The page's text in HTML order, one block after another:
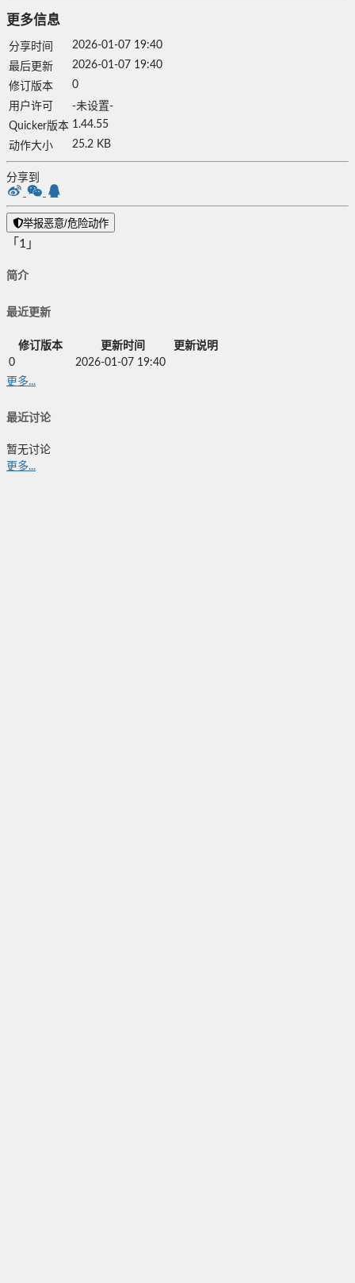
更多信息
分享时间
2026-01-07 19:40
最后更新
2026-01-07 19:40
修订版本
0
用户许可
-未设置-
Quicker版本 1.44.55
动作大小
25.2 KB
分享到
举报恶意/危险动作
「1」
简介
最近更新
修订版本 更新时间
更新说明
0
2026-01-07 19:40
更多...
最近讨论
暂无讨论
更多...